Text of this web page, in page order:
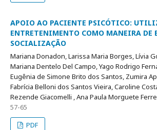
APOIO AO PACIENTE PSICÓTICO:
ENTRETENIMENTO COMO MANEIRA DE
SOCIALIZAÇÃO
Mariana Donadon, Larissa Maria Borges, Lívia
Mariana Dentelo Del Campo, Yago Rodrigo
Eugênia de Simone Brito dos Santos, Zumira
Fabrícia Belloni dos Santos Vieira, Caroline
Rezende Giacomelli , Ana Paula Morguete
57-65
PDF